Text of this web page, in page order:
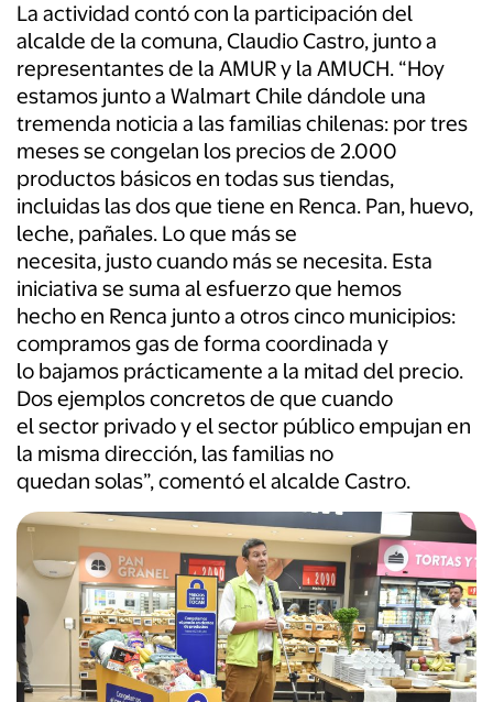
La actividad contó con la participación del
alcalde de la comuna, Claudio Castro, junto a
representantes de la AMUR y la AMUCH. “Hoy
estamos junto a Walmart Chile dándole una
tremenda noticia a las familias chilenas: por tres
meses se congelan los precios de 2.000
productos básicos en todas sus tiendas,
incluidas las dos que tiene en Renca. Pan, huevo,
leche, pañales. Lo que más se
necesita, justo cuando más se necesita. Esta
iniciativa se suma al esfuerzo que hemos
hecho en Renca junto a otros cinco municipios:
compramos gas de forma coordinada y
lo bajamos prácticamente a la mitad del precio.
Dos ejemplos concretos de que cuando
el sector privado y el sector público empujan en
la misma dirección, las familias no
quedan solas”, comentó el alcalde Castro.